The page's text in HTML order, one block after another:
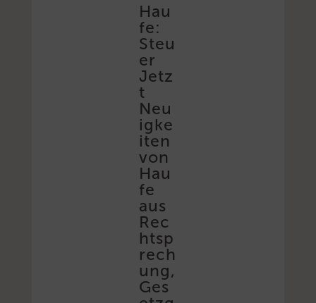
Hau
fe:
Steu
er
Jetz
t
Neu
igke
iten
von
Hau
fe
aus
Rec
htsp
rech
ung,
Ges